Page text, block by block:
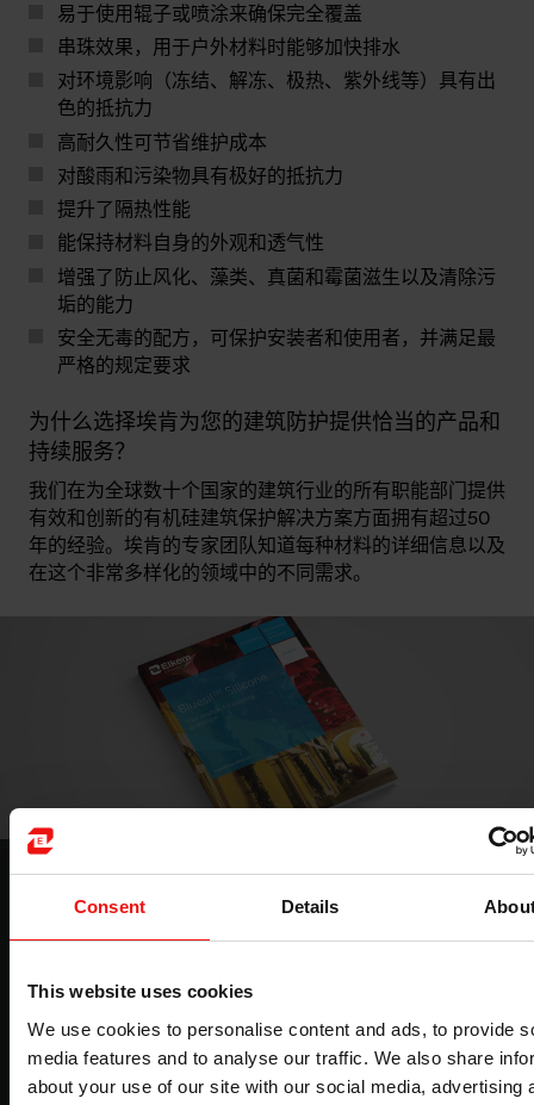
Consent Details
This website uses cookies
We use cookies to personalise content and ads, to provide
media features and to analyse our traffic. We also share
about your use of our site with our social media, advertising
易于使用辊子或喷涂来确保完全覆盖
串珠效果，用于户外材料时能够加快排水
对环境影响（冻结、解冻、极热、紫外线等）具有出
色的抵抗力
高耐久性可节省维护成本
对酸雨和污染物具有极好的抵抗力
提升了隔热性能
能保持材料自身的外观和透气性
增强了防止风化、藻类、真菌和霉菌滋生以及清除污
垢的能力
安全无毒的配方，可保护安装者和使用者，并满足最
严格的规定要求
为什么选择埃肯为您的建筑防护提供恰当的产品和
持续服务？
我们在为全球数十个国家的建筑行业的所有职能部门提供
有效和创新的有机硅建筑保护解决方案方面拥有超过50
年的经验。埃肯的专家团队知道每种材料的详细信息以及
在这个非常多样化的领域中的不同需求。
BLUESIL™ 产品：可靠的持久保护
下载